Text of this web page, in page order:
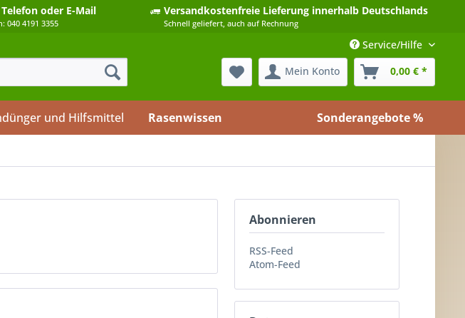
oder E-Mail
040 4191 3355
Versandkostenfreie Lieferung innerhalb Deutschlands
Schnell geliefert, auch auf Rechnung
Service/Hilfe
Mein Konto
0,00 € *
und Hilfsmittel Sonderangebote %
Rasenwissen
Abonnieren
RSS-Feed
Atom-Feed